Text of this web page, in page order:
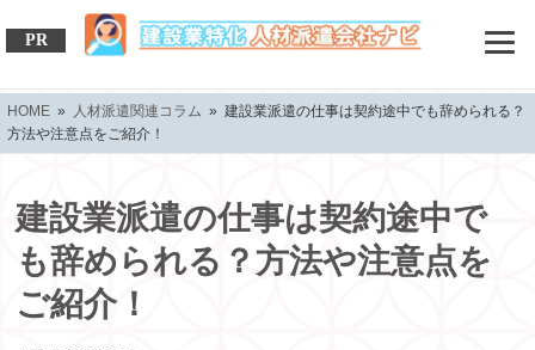
PR
HOME » 人材派遣関連コラム » 建設業派遣の仕事は契約途中でも辞められる？
方法や注意点をご紹介！
建設業派遣の仕事は契約途中で
も辞められる？方法や注意点を
ご紹介！